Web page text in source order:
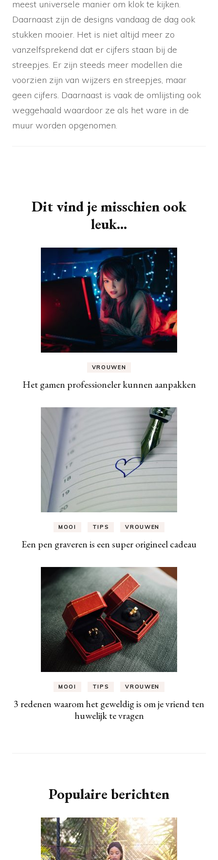
meest universele manier om klok te kijken.
Daarnaast zijn de designs vandaag de dag ook
stukken mooier. Het is niet altijd meer zo
vanzelfsprekend dat er cijfers staan bij de
streepjes. Er zijn steeds meer modellen die
voorzien zijn van wijzers en streepjes, maar
geen cijfers. Daarnaast is vaak de omlijsting ook
weggehaald waardoor ze als het ware in de
muur worden opgenomen.
Dit vind je misschien ook
leuk...
VROUWEN
Het gamen professioneler kunnen aanpakken
MOOI TIPS VROUWEN
Een pen graveren is een super origineel cadeau
MOOI TIPS VROUWEN
3 redenen waarom het geweldig is om je vriend ten
huwelijk te vragen
Populaire berichten